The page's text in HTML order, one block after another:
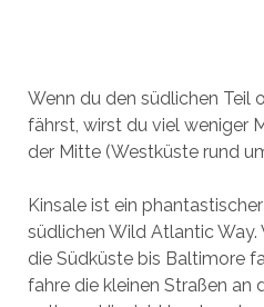
Wenn du den südlichen Teil
fährst, wirst du viel weniger
der Mitte (Westküste rund
Kinsale ist ein
südlichen Wild Atlantic Way.
die Südküste bis Baltimore
fahre die kleinen Straßen an